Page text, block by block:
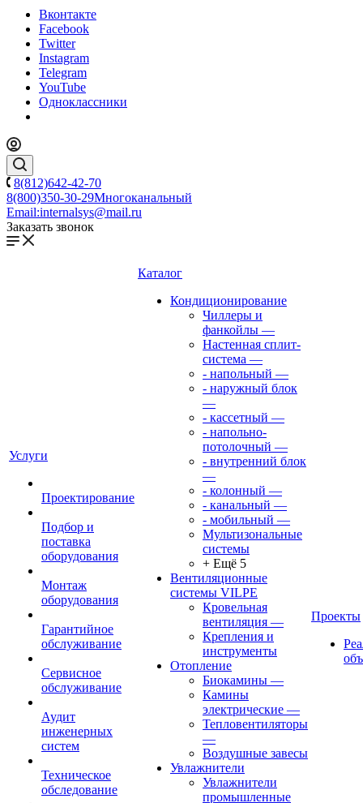
Вконтакте
Facebook
Twitter
Instagram
Telegram
YouTube
Одноклассники
8(812)642-42-70
8(800)350-30-29Многоканальный
Email:internalsys@mail.ru
Заказать звонок
Услуги
Проектирование
Подбор и
поставка
оборудования
Монтаж
оборудования
Гарантийное
обслуживание
Сервисное
обслуживание
Аудит
инженерных
систем
Техническое
обследование
Каталог
Кондиционирование
Чиллеры и
фанкойлы —
Настенная сплит-
система —
- напольный —
- наружный блок
—
- кассетный —
- напольно-
потолочный —
- внутренний блок
—
- колонный —
- канальный —
- мобильный —
Мультизональные
системы
+ Ещё 5
Вентиляционные
системы VILPE
Кровельная
вентиляция —
Крепления и
инструменты
Отопление
Биокамины —
Камины
электрические —
Тепловентиляторы
—
Воздушные завесы
Увлажнители
Увлажнители
промышленные
Проекты